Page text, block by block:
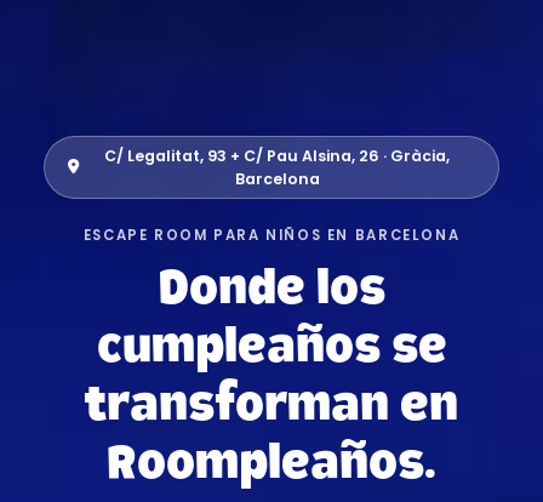
C/ Legalitat, 93 + C/ Pau Alsina, 26 · Gràcia,
Barcelona
ESCAPE ROOM PARA NIÑOS EN BARCELONA
Donde los
cumpleaños se
transforman en
Roompleaños.